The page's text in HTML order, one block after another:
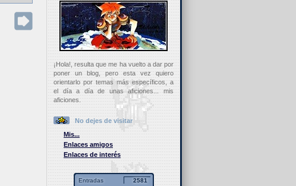
¡Hola!, resulta que me ha vuelto a dar por
poner un blog, pero esta vez quiero
orientarlo por temas más específicos, a
el día a día de unas aficiones... mis
aficiones.
No dejes de visitar
Mis...
Enlaces amigos
Enlaces de interés
Entradas 2581